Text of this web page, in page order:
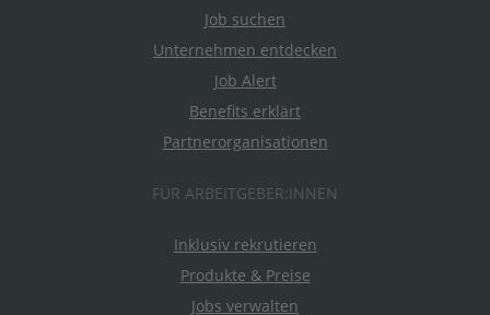
Job suchen
Unternehmen entdecken
Job Alert
Benefits erklärt
Partnerorganisationen
FÜR ARBEITGEBER:INNEN
Inklusiv rekrutieren
Produkte & Preise
Jobs verwalten